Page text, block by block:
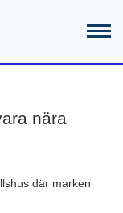
nära
där marken